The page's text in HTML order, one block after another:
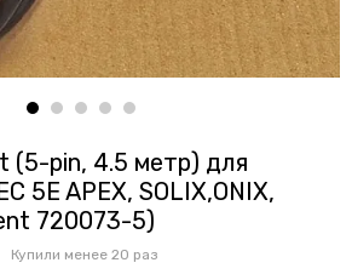
(5-pin, 4.5 метр) для
5E APEX, SOLIX,ONIX,
720073-5)
Купили менее 20 раз